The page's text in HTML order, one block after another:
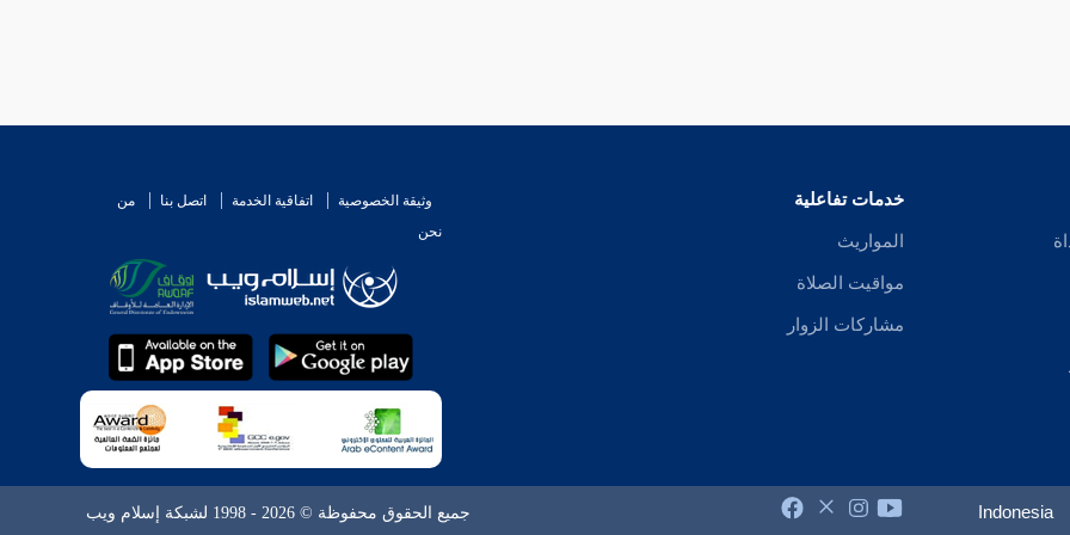
خدمات تفاعلية
المواريث
مواقيت الصلاة
مشاركات الزوار
وثيقة الخصوصية اتفاقية الخدمة اتصل بنا
من
نحن
Indonesia جميع الحقوق محفوظة © 2026 - 1998 لشبكة إسلام ويب